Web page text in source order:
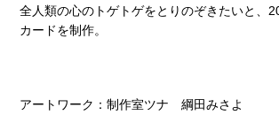
全人類の心のトゲトゲをとりのぞきたいと、
カードを制作。
アートワーク：制作室ツナ 綱田みさよ